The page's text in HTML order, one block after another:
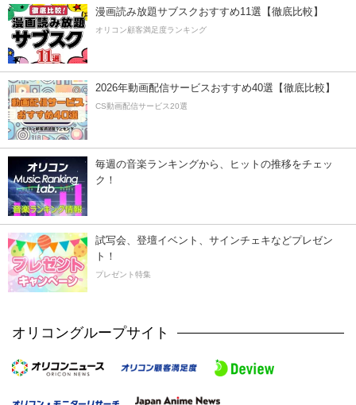
漫画読み放題サブスクおすすめ11選【徹底比較】
オリコン顧客満足度ランキング
2026年動画配信サービスおすすめ40選【徹底比較】
CS動画配信サービス20選
毎週の音楽ランキングから、ヒットの推移をチェッ
ク！
試写会、登壇イベント、サインチェキなどプレゼン
ト！
プレゼント特集
オリコングループサイト